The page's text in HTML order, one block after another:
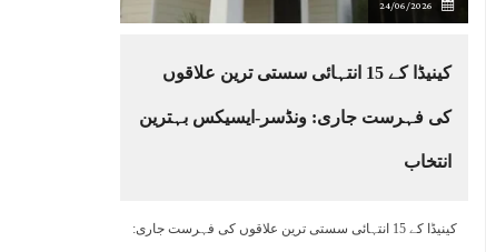
24/06/2026
کینیڈا کے 15 انتہائی سستی ترین علاقوں
کی فہرست جاری: ونڈسر-ایسیکس بہترین
انتخاب
کینیڈا کے 15 انتہائی سستی ترین علاقوں کی فہرست جاری: